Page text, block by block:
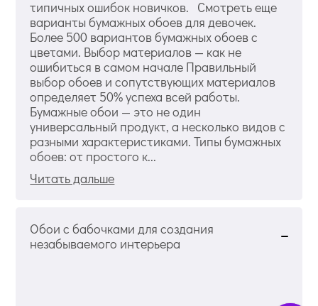
типичных ошибок новичков. Смотреть еще
варианты бумажных обоев для девочек.
Более 500 вариантов бумажных обоев с
цветами. Выбор материалов — как не
ошибиться в самом начале Правильный
выбор обоев и сопутствующих материалов
определяет 50% успеха всей работы.
Бумажные обои — это не один
универсальный продукт, а несколько видов с
разными характеристиками. Типы бумажных
обоев: от простого к...
Читать дальше
Обои с бабочками для создания
незабываемого интерьера